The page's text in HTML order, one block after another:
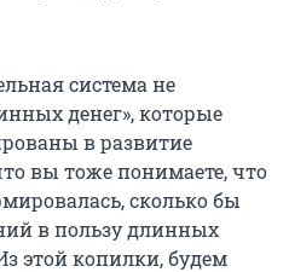
система не
денег», которые
в развитие
вы тоже понимаете, что
сколько бы
в пользу длинных
этой копилки, будем